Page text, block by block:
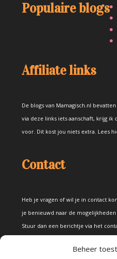
Beheer
Populaire blogs
Affiliate links
De blogs van Mamagisch.nl
via deze links iets aanschaft, krijg ik
voor. Dit kost jou niets extra. Lees
Contact
Heb je vragen of wil je in contact
je benieuwd naar de
Stuur dan een berichtje via het